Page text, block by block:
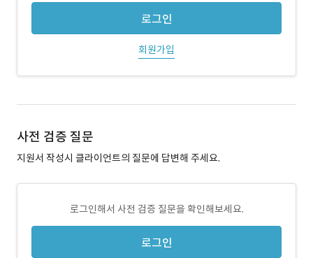
로그인
회원가입
사전 검증 질문
지원서 작성시 클라이언트의 질문에 답변해 주세요.
로그인해서 사전 검증 질문을 확인해보세요.
로그인